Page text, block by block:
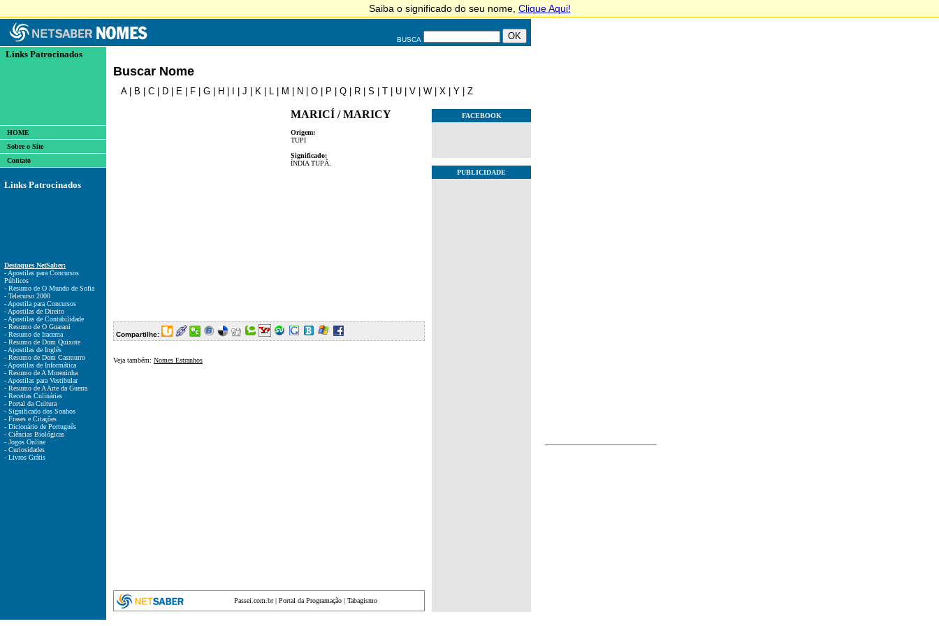
BUSCA
Links Patrocinados
HOME
Sobre o Site
Contato
Links Patrocinados
Destaques NetSaber:
- Apostilas para Concursos
Públicos
- Resumo de O Mundo de Sofia
- Telecurso 2000
- Apostila para Concursos
- Apostilas de Direito
- Apostilas de Contabilidade
- Resumo de O Guarani
- Resumo de Iracema
- Resumo de Dom Quixote
- Apostilas de Inglês
- Resumo de Dom Casmurro
- Apostilas de Informática
- Resumo de A Moreninha
- Apostilas para Vestibular
- Resumo de A Arte da Guerra
- Receitas Culinárias
- Portal da Cultura
- Significado dos Sonhos
- Frases e Citações
- Dicionário de Português
- Ciências Biológicas
- Jogos Online
- Curiosidades
- Livros Grátis
Buscar Nome
A| B C D E F G H J K L M N O P Q R S T U V W X Y Z
MARICÍ / MARICY
Origem:
TUPI
Significado:
ÍNDIA TUPÃ.
Compartilhe:
Veja também: Nomes Estranhos
Passei.com.br| Portal da Programação| Tabagismo
FACEBOOK
PUBLICIDADE